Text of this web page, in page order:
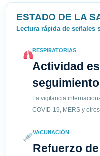
ESTADO DE LA
Lectura rápida de señales
RESPIRATORIAS
Actividad
seguimiento
La vigilancia
COVID-19, MERS y
VACUNACIÓN
Refuerzo